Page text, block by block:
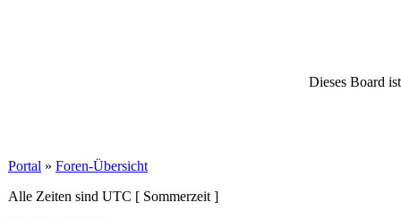
Dieses Board
Portal » Foren-Übersicht
Alle Zeiten sind UTC [ Sommerzeit ]